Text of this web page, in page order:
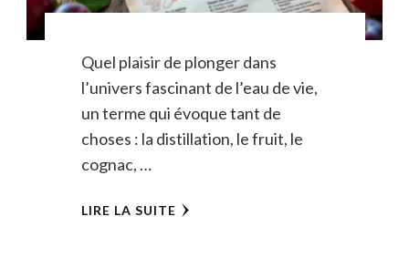
Quel plaisir de plonger dans
l’univers fascinant de l’eau de vie,
un terme qui évoque tant de
choses : la distillation, le fruit, le
cognac, …
LIRE LA SUITE